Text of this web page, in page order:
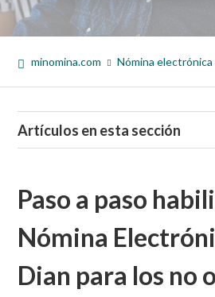
minomina.com Nómina electrónica
Artículos en esta sección
Paso a paso
Nómina
Dian para los no